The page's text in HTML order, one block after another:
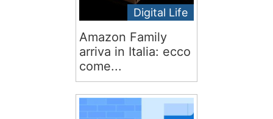
Digital Life
Amazon Family
arriva in Italia: ecco
come...